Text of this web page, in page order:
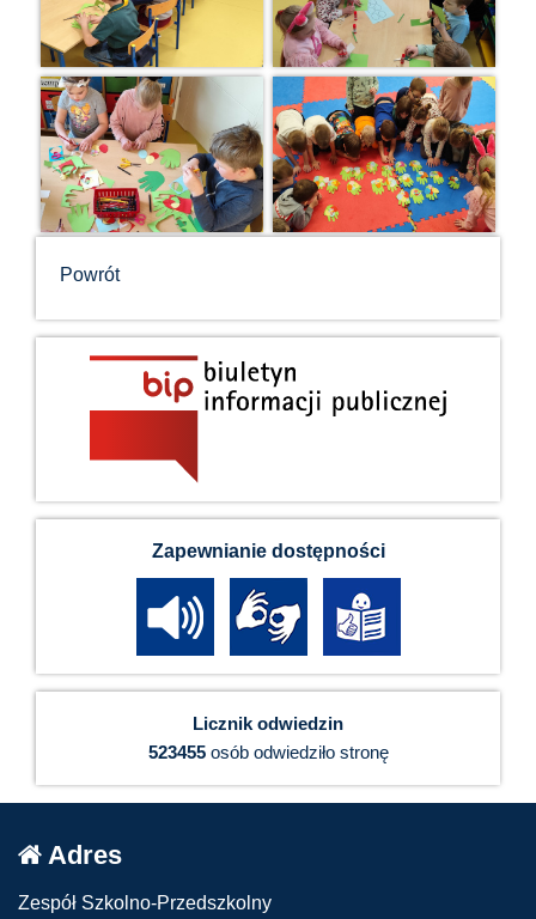
Powrót
Zapewnianie dostępności
Licznik odwiedzin
523455osób odwiedziło stronę
Adres
Zespół Szkolno-Przedszkolny